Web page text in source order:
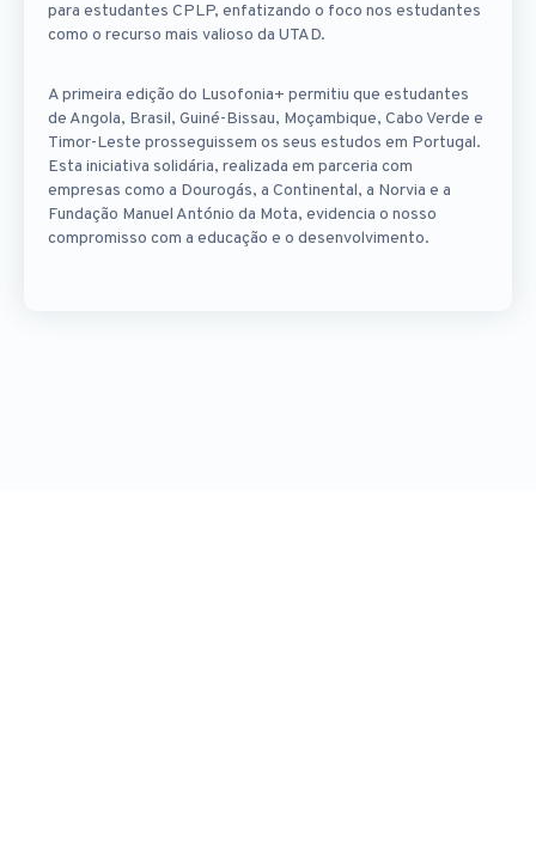
para estudantes CPLP, enfatizando o foco nos estudantes
como o recurso mais valioso da UTAD.
A primeira edição do Lusofonia+ permitiu que estudantes
de Angola, Brasil, Guiné-Bissau, Moçambique, Cabo Verde e
Timor-Leste prosseguissem os seus estudos em Portugal.
Esta iniciativa solidária, realizada em parceria com
empresas como a Dourogás, a Continental, a Norvia e a
Fundação Manuel António da Mota, evidencia o nosso
compromisso com a educação e o desenvolvimento.